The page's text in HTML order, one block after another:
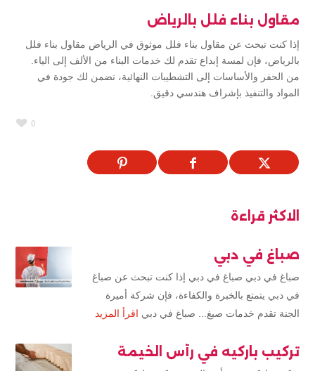
مقاول بناء فلل بالرياض
إذا كنت تبحث عن مقاول بناء فلل موثوق في الرياض مقاول بناء فلل
بالرياض، فإن لمسة إبداع تقدم لك خدمات البناء من الألف إلى الياء.
من الحفر والأساسات إلى التشطيبات النهائية، نضمن لك جودة في
المواد والتنفيذ بإشراف هندسي دقيق.
0
الاكثر قراءة
صباغ في دبي
صباغ في دبي صباغ في دبي إذا كنت تبحث عن صباغ
في دبي يتمتع بالخبرة والكفاءة، فإن شركة أميرة
الجنة تقدم خدمات صبغ... صباغ في دبي اقرأ المزيد
تركيب باركيه في رأس الخيمة